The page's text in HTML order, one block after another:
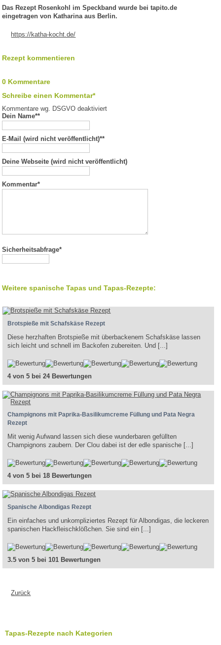
Das Rezept Rosenkohl im Speckband wurde bei tapito.de
eingetragen von Katharina aus Berlin.
https://katha-kocht.de/
Rezept kommentieren
0 Kommentare
Schreibe einen Kommentar*
Kommentare wg. DSGVO deaktiviert
Dein Name**
E-Mail (wird nicht veröffentlicht)**
Deine Webseite (wird nicht veröffentlicht)
Kommentar*
Sicherheitsabfrage*
Weitere spanische Tapas und Tapas-Rezepte:
Brotspieße mit Schafskäse Rezept
Diese herzhaften Brotspieße mit überbackenem Schafskäse lassen
sich leicht und schnell im Backofen zubereiten. Und [...]
4 von 5 bei 24 Bewertungen
Champignons mit Paprika-Basilikumcreme Füllung und Pata Negra
Rezept
Mit wenig Aufwand lassen sich diese wunderbaren gefüllten
Champignons zaubern. Der Clou dabei ist der edle spanische [...]
4 von 5 bei 18 Bewertungen
Spanische Albondigas Rezept
Ein einfaches und unkompliziertes Rezept für Albondigas, die leckeren
spanischen Hackfleischklößchen. Sie sind ein [...]
3.5 von 5 bei 101 Bewertungen
Zurück
Tapas-Rezepte nach Kategorien